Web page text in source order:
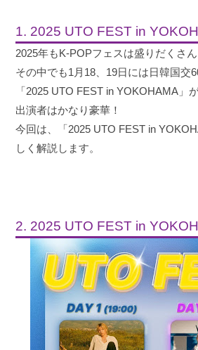
1. 2025 UTO FEST in
2025年もK-POPフェスは盛りだくさん
その中でも1月18、19日には日韓国交
「2025 UTO FEST in YOKOHAMA」
出演者はかなり豪華！
今回は、「2025 UTO FEST in
しく解説します。
2. 2025 UTO FEST in